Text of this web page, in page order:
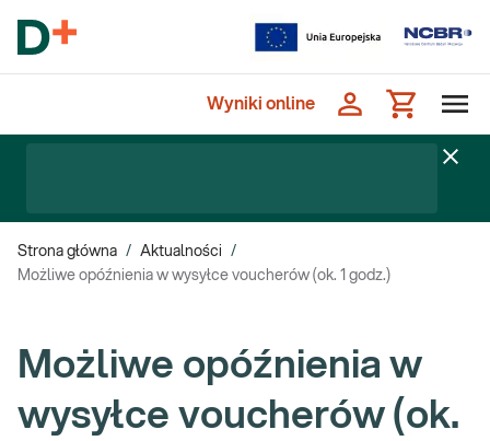
Wyniki online
Strona główna / Aktualności
/
Możliwe opóźnienia w wysyłce voucherów (ok. 1 godz.)
Możliwe opóźnienia w
wysyłce voucherów (ok.